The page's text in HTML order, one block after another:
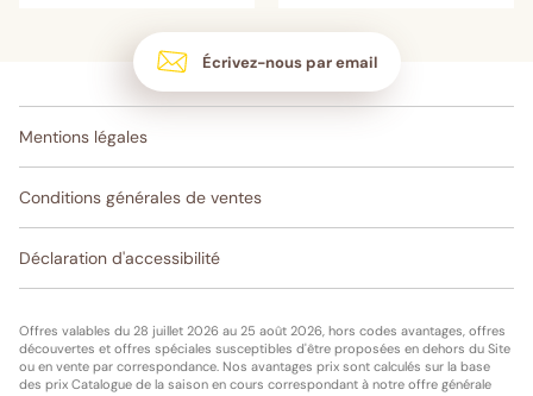
Écrivez-nous par email
Mentions légales
Conditions générales de ventes
Déclaration d'accessibilité
Offres valables du 28 juillet 2026 au 25 août 2026, hors codes avantages, offres
découvertes et offres spéciales susceptibles d'être proposées en dehors du Site
ou en vente par correspondance. Nos avantages prix sont calculés sur la base
des prix Catalogue de la saison en cours correspondant à notre offre générale